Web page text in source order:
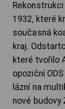
1932, které
současná
kraj.
které tvořilo
opoziční
lázní na
nové